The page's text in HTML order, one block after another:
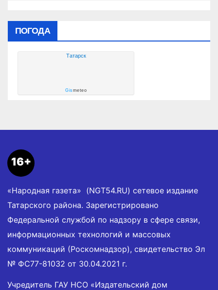
ПОГОДА
Татарск
Gismeteo
16+
«Народная газета» (NGT54.RU) сетевое издание
Татарского района. Зарегистрировано
Федеральной службой по надзору в сфере связи,
информационных технологий и массовых
коммуникаций (Роскомнадзор), свидетельство Эл
№ ФС77-81032 от 30.04.2021 г.
Учредитель ГАУ НСО «Издательский дом